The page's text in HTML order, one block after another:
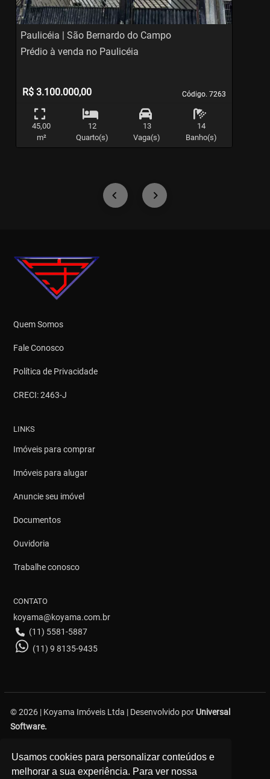
Usamos cookies para personalizar conteúdos e
melhorar a sua experiência. Para ver nossa
Paulicéia | São Bernardo do Campo
Código. 7263
Código. 7263
Prédio à venda no Paulicéia
R$ 3.100.000,00
45,00
m²
12
Quarto(s)
13
Vaga(s)
14
Banho(s)
Quem Somos
Fale Conosco
Política de Privacidade
CRECI: 2463-J
LINKS
Imóveis para comprar
Imóveis para alugar
Anuncie seu imóvel
Documentos
Ouvidoria
Trabalhe conosco
CONTATO
koyama@koyama.com.br
(11) 5581-5887
(11) 9 8135-9435
© 2026 | Koyama Imóveis Ltda | Desenvolvido por Universal
Software.
Avenida Bosque da Saúde, 376 - Saúde - São Paulo